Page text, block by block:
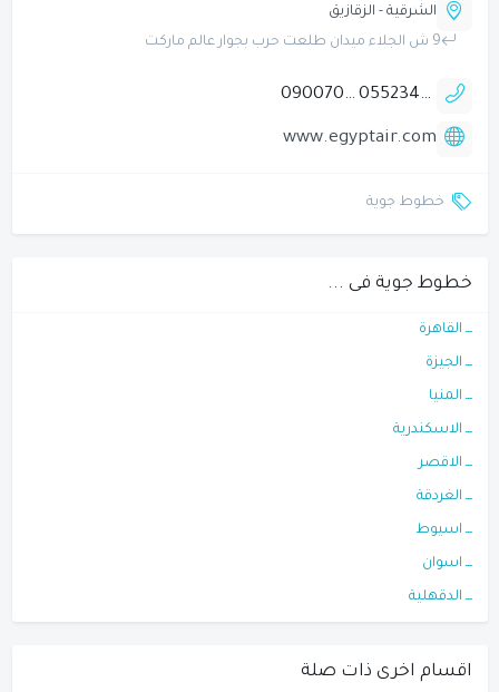
الشرقية - الزقازيق
9 ش الجلاء ميدان طلعت حرب بجوار عالم ماركت
0552349831
090070000
www.egyptair.com
خطوط جوية
خطوط جوية فى ...
ـــ القاهرة
ـــ الجيزة
ـــ المنيا
ـــ الاسكندرية
ـــ الاقصر
ـــ الغردقة
ـــ اسيوط
ـــ اسوان
ـــ الدقهلية
اقسام اخرى ذات صلة